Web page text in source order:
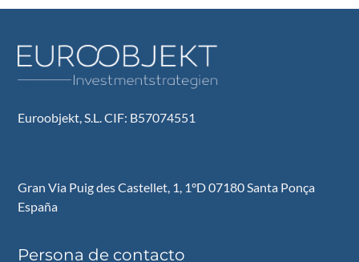
Euroobjekt, S.L. CIF: B57074551
Gran Via Puig des Castellet, 1, 1°D 07180 Santa Ponça
España
Persona de contacto